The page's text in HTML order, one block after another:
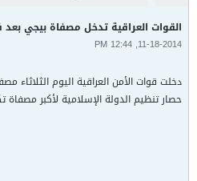
القوات العراقية تدخل مصفاة بيجي
11-18-2014, 12:44 PM
دخلت قوات الأمن العراقية اليوم
حصار تنظيم الدولة الإسلامية لأكبر مصفاة